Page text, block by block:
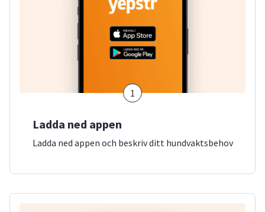
1
Ladda ned appen
Ladda ned appen och beskriv ditt hundvaktsbehov